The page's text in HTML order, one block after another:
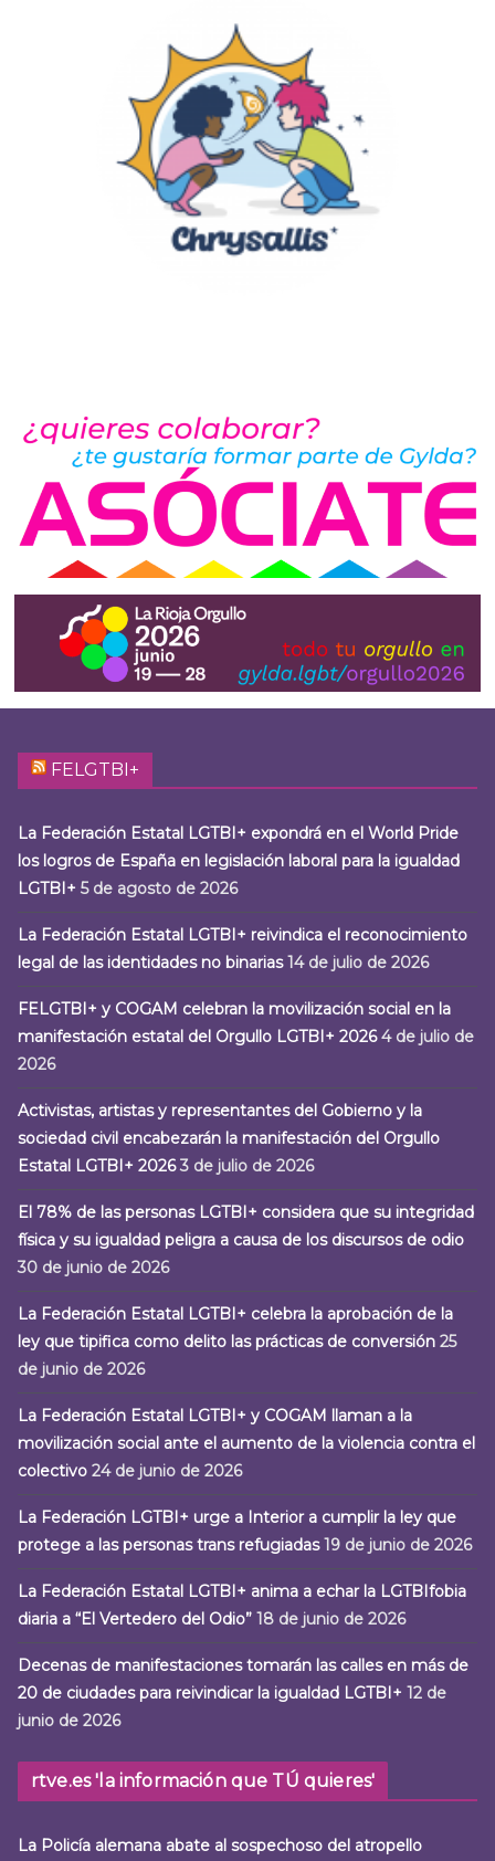
FELGTBI+
La Federación Estatal LGTBI+ expondrá en el World Pride
los logros de España en legislación laboral para la igualdad
LGTBI+ 5 de agosto de 2026
La Federación Estatal LGTBI+ reivindica el reconocimiento
legal de las identidades no binarias 14 de julio de 2026
FELGTBI+ y COGAM celebran la movilización social en la
manifestación estatal del Orgullo LGTBI+ 2026 4 de julio de
2026
Activistas, artistas y representantes del Gobierno y la
sociedad civil encabezarán la manifestación del Orgullo
Estatal LGTBI+ 2026 3 de julio de 2026
El 78% de las personas LGTBI+ considera que su integridad
física y su igualdad peligra a causa de los discursos de odio
30 de junio de 2026
La Federación Estatal LGTBI+ celebra la aprobación de la
ley que tipifica como delito las prácticas de conversión 25
de junio de 2026
La Federación Estatal LGTBI+ y COGAM llaman a la
movilización social ante el aumento de la violencia contra el
colectivo 24 de junio de 2026
La Federación LGTBI+ urge a Interior a cumplir la ley que
protege a las personas trans refugiadas 19 de junio de 2026
La Federación Estatal LGTBI+ anima a echar la LGTBIfobia
diaria a “El Vertedero del Odio” 18 de junio de 2026
Decenas de manifestaciones tomarán las calles en más de
20 de ciudades para reivindicar la igualdad LGTBI+ 12 de
junio de 2026
rtve.es 'la información que TÚ quieres'
La Policía alemana abate al sospechoso del atropello